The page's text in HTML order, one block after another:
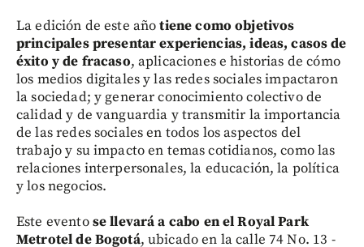
La edición de este añotiene como objetivos
principales presentar experiencias, ideas, casos de
éxito y de fracaso, aplicaciones e historias de cómo
los medios digitales y las redes sociales impactaron
la sociedad; y generar conocimiento colectivo de
calidad y de vanguardia y transmitir la importancia
de las redes sociales en todos los aspectos del
trabajo y su impacto en temas cotidianos, como las
relaciones interpersonales, la educación, la política
y los negocios.
Este eventose llevará a cabo en el Royal Park
Metrotel de Bogotá, ubicado en la calle 74 No. 13 -